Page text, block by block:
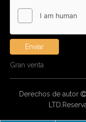
Enviar
Gran venta
Derechos de autor 